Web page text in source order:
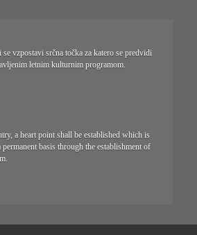
vzpostavi srčna točka za katero se predvidi
letnim kulturnim programom.
a heart point shall be established which is
permanent basis through the establishment of